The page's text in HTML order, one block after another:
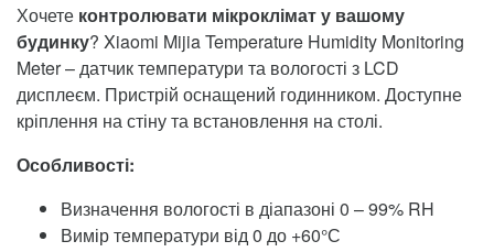
Хочете контролювати мікроклімат у вашому
будинку? Xiaomi Mijia Temperature Humidity Monitoring
Meter – датчик температури та вологості з LCD
дисплеєм. Пристрій оснащений годинником. Доступне
кріплення на стіну та встановлення на столі.
Особливості:
Визначення вологості в діапазоні 0 – 99% RH
Вимір температури від 0 до +60°С